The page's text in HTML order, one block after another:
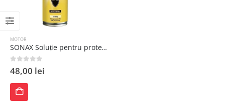
MOTOR
SONAX Soluție pentru protecția blocului motor, 300 ml
0out of 5
48,00 lei